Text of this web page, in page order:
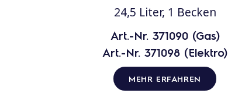
24,5 Liter, 1 Becken
Art.-Nr. 371090 (Gas)
Art.-Nr. 371098 (Elektro)
MEHR ERFAHREN